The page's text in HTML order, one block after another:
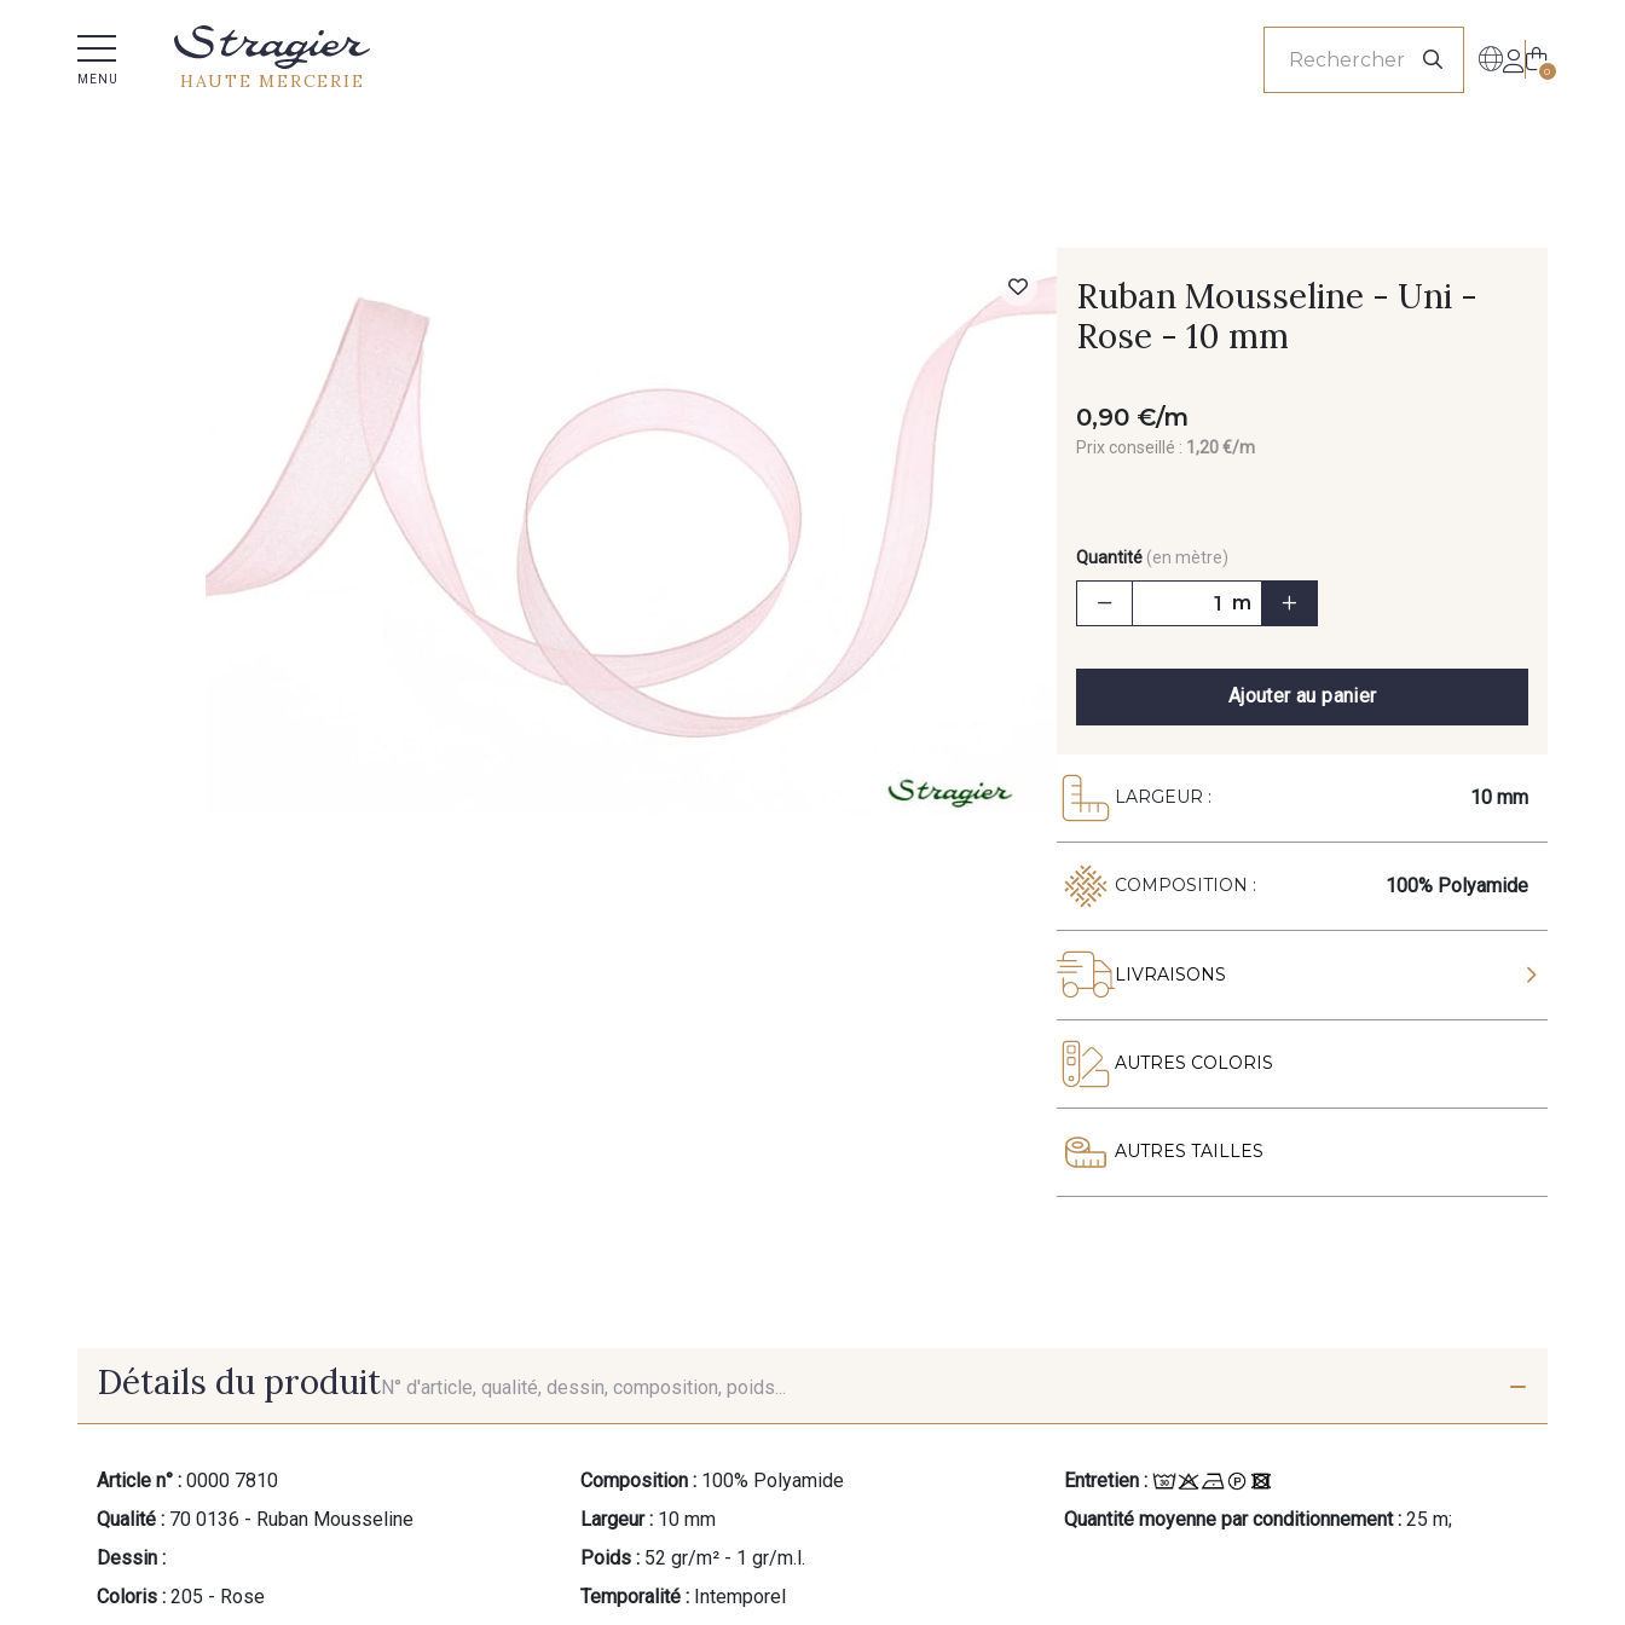
MENU HAUTE MERCERIE 0
Ruban Mousseline - Uni -
Rose - 10 mm
0,90 €/m
Prix conseillé : 1,20 €/m
Quantité (en mètre)
m
Ajouter au panier
LARGEUR : 10 mm
COMPOSITION : 100% Polyamide
LIVRAISONS
AUTRES COLORIS
AUTRES TAILLES
Détails du produitN° d'article, qualité, dessin, composition, poids...
Article n° : 0000 7810
Qualité : 70 0136 - Ruban Mousseline
Dessin :
Coloris : 205 - Rose
Composition : 100% Polyamide
Largeur : 10 mm
Poids : 52 gr/m² - 1 gr/m.l.
Temporalité : Intemporel
Entretien :
Quantité moyenne par conditionnement : 25 m;